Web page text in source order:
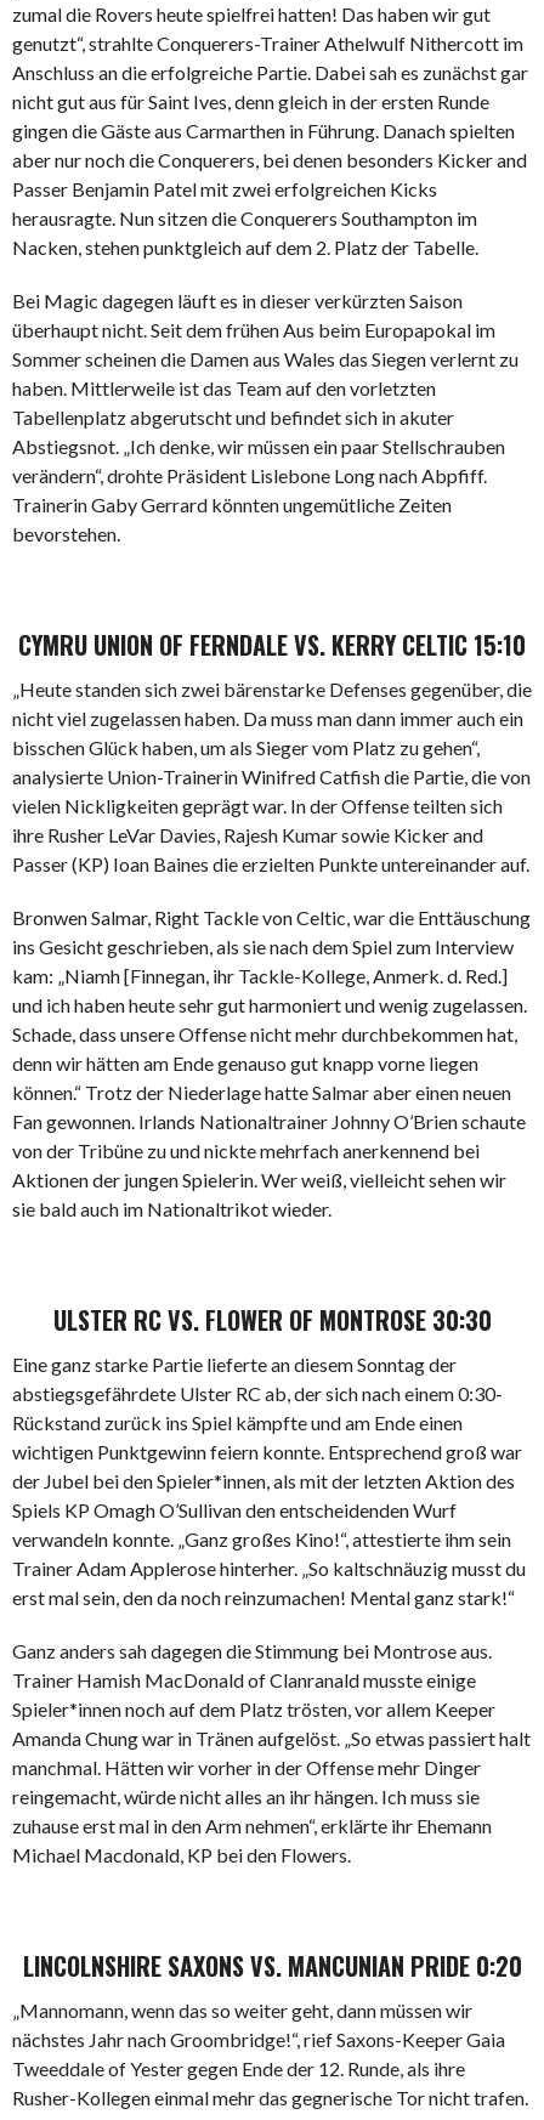
zumal die Rovers heute spielfrei hatten! Das haben wir gut
genutzt“, strahlte Conquerers-Trainer Athelwulf Nithercott im
Anschluss an die erfolgreiche Partie. Dabei sah es zunächst gar
nicht gut aus für Saint Ives, denn gleich in der ersten Runde
gingen die Gäste aus Carmarthen in Führung. Danach spielten
aber nur noch die Conquerers, bei denen besonders Kicker and
Passer Benjamin Patel mit zwei erfolgreichen Kicks
herausragte. Nun sitzen die Conquerers Southampton im
Nacken, stehen punktgleich auf dem 2. Platz der Tabelle.
Bei Magic dagegen läuft es in dieser verkürzten Saison
überhaupt nicht. Seit dem frühen Aus beim Europapokal im
Sommer scheinen die Damen aus Wales das Siegen verlernt zu
haben. Mittlerweile ist das Team auf den vorletzten
Tabellenplatz abgerutscht und befindet sich in akuter
Abstiegsnot. „Ich denke, wir müssen ein paar Stellschrauben
verändern“, drohte Präsident Lislebone Long nach Abpfiff.
Trainerin Gaby Gerrard könnten ungemütliche Zeiten
bevorstehen.
CYMRU UNION OF FERNDALE VS. KERRY CELTIC 15:10
„Heute standen sich zwei bärenstarke Defenses gegenüber, die
nicht viel zugelassen haben. Da muss man dann immer auch ein
bisschen Glück haben, um als Sieger vom Platz zu gehen“,
analysierte Union-Trainerin Winifred Catfish die Partie, die von
vielen Nickligkeiten geprägt war. In der Offense teilten sich
ihre Rusher LeVar Davies, Rajesh Kumar sowie Kicker and
Passer (KP) Ioan Baines die erzielten Punkte untereinander auf.
Bronwen Salmar, Right Tackle von Celtic, war die Enttäuschung
ins Gesicht geschrieben, als sie nach dem Spiel zum Interview
kam: „Niamh [Finnegan, ihr Tackle-Kollege, Anmerk. d. Red.]
und ich haben heute sehr gut harmoniert und wenig zugelassen.
Schade, dass unsere Offense nicht mehr durchbekommen hat,
denn wir hätten am Ende genauso gut knapp vorne liegen
können.“ Trotz der Niederlage hatte Salmar aber einen neuen
Fan gewonnen. Irlands Nationaltrainer Johnny O’Brien schaute
von der Tribüne zu und nickte mehrfach anerkennend bei
Aktionen der jungen Spielerin. Wer weiß, vielleicht sehen wir
sie bald auch im Nationaltrikot wieder.
ULSTER RC VS. FLOWER OF MONTROSE 30:30
Eine ganz starke Partie lieferte an diesem Sonntag der
abstiegsgefährdete Ulster RC ab, der sich nach einem 0:30-
Rückstand zurück ins Spiel kämpfte und am Ende einen
wichtigen Punktgewinn feiern konnte. Entsprechend groß war
der Jubel bei den Spieler*innen, als mit der letzten Aktion des
Spiels KP Omagh O’Sullivan den entscheidenden Wurf
verwandeln konnte. „Ganz großes Kino!“, attestierte ihm sein
Trainer Adam Applerose hinterher. „So kaltschnäuzig musst du
erst mal sein, den da noch reinzumachen! Mental ganz stark!“
Ganz anders sah dagegen die Stimmung bei Montrose aus.
Trainer Hamish MacDonald of Clanranald musste einige
Spieler*innen noch auf dem Platz trösten, vor allem Keeper
Amanda Chung war in Tränen aufgelöst. „So etwas passiert halt
manchmal. Hätten wir vorher in der Offense mehr Dinger
reingemacht, würde nicht alles an ihr hängen. Ich muss sie
zuhause erst mal in den Arm nehmen“, erklärte ihr Ehemann
Michael Macdonald, KP bei den Flowers.
LINCOLNSHIRE SAXONS VS. MANCUNIAN PRIDE 0:20
„Mannomann, wenn das so weiter geht, dann müssen wir
nächstes Jahr nach Groombridge!“, rief Saxons-Keeper Gaia
Tweeddale of Yester gegen Ende der 12. Runde, als ihre
Rusher-Kollegen einmal mehr das gegnerische Tor nicht trafen.